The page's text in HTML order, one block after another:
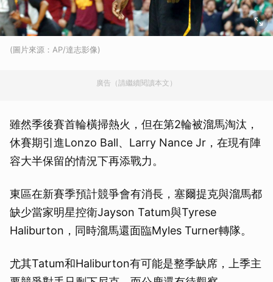
(圖片來源：AP/達志影像)
廣告（請繼續閱讀本文）
雖然季後賽首輪橫掃熱火，但在第2輪被溜馬淘汰，
休賽期引進Lonzo Ball、Larry Nance Jr，在現有陣
容大半保留的情況下再添戰力。
東區在新賽季預計競爭會有消長，塞爾提克與溜馬都
缺少當家明星控衛Jayson Tatum與Tyrese
Haliburton，同時溜馬還面臨Myles Turner轉隊。
尤其Tatum和Haliburton有可能是整季缺席，上季主